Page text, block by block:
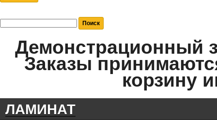
Демонстрационный
Заказы
корзину
ЛАМИНАТ